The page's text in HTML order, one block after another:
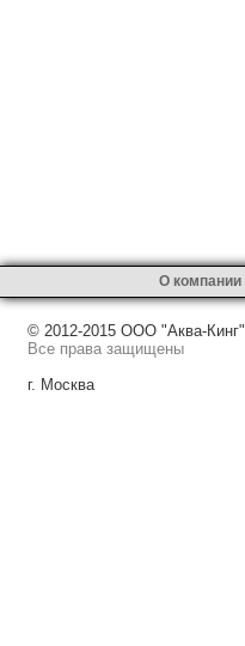
О компании
© 2012-2015 ООО "Аква-Кинг"
Все права защищены
г. Москва